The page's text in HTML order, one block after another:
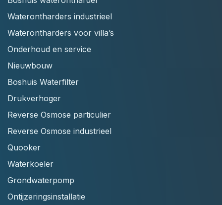
Waterontharders industrieel
Waterontharders voor villa’s
Onderhoud en service
Nieuwbouw
Boshuis Waterfilter
Drukverhoger
Reverse Osmose particulier
Reverse Osmose industrieel
Quooker
Waterkoeler
Grondwaterpomp
Ontijzeringsinstallatie